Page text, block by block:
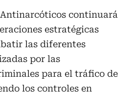
continuará
estratégicas
las diferentes
por las
para el tráfico de
los controles en